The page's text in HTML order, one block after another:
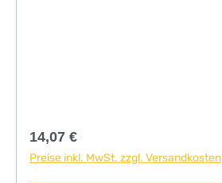
Regulärer Preis:
14,07 €
Preise inkl. MwSt. zzgl. Versandkosten